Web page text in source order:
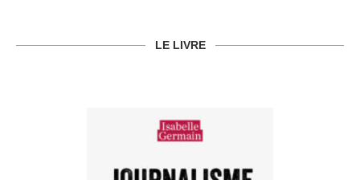
LE LIVRE